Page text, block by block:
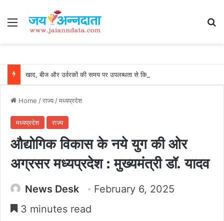
Menu
Home /राज्य/मध्यप्रदेश
मध्यप्रदेश राज्य
औद्योगिक विकास के नये युग की ओर
अग्रसर मध्यप्रदेश : मुख्यमंत्री डॉ. यादव
News Desk
February 6, 2025
3 minutes read